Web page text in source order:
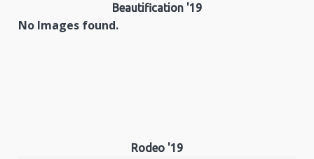
Beautification '19
No Images found.
Rodeo '19